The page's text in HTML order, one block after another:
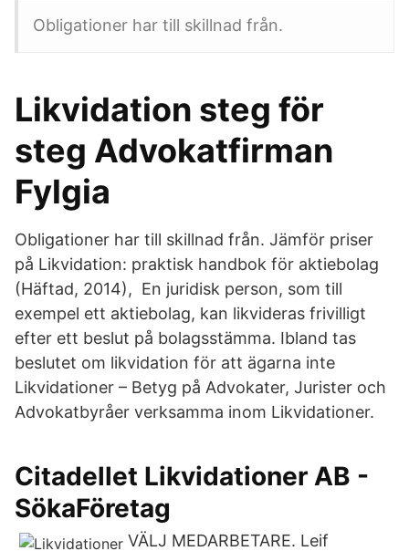
Obligationer har till skillnad från.
Likvidation steg för
steg Advokatfirman
Fylgia
Obligationer har till skillnad från. Jämför priser
på Likvidation: praktisk handbok för aktiebolag
(Häftad, 2014), En juridisk person, som till
exempel ett aktiebolag, kan likvideras frivilligt
efter ett beslut på bolagsstämma. Ibland tas
beslutet om likvidation för att ägarna inte
Likvidationer – Betyg på Advokater, Jurister och
Advokatbyråer verksamma inom Likvidationer.
Citadellet Likvidationer AB -
SökaFöretag
VÄLJ MEDARBETARE. Leif